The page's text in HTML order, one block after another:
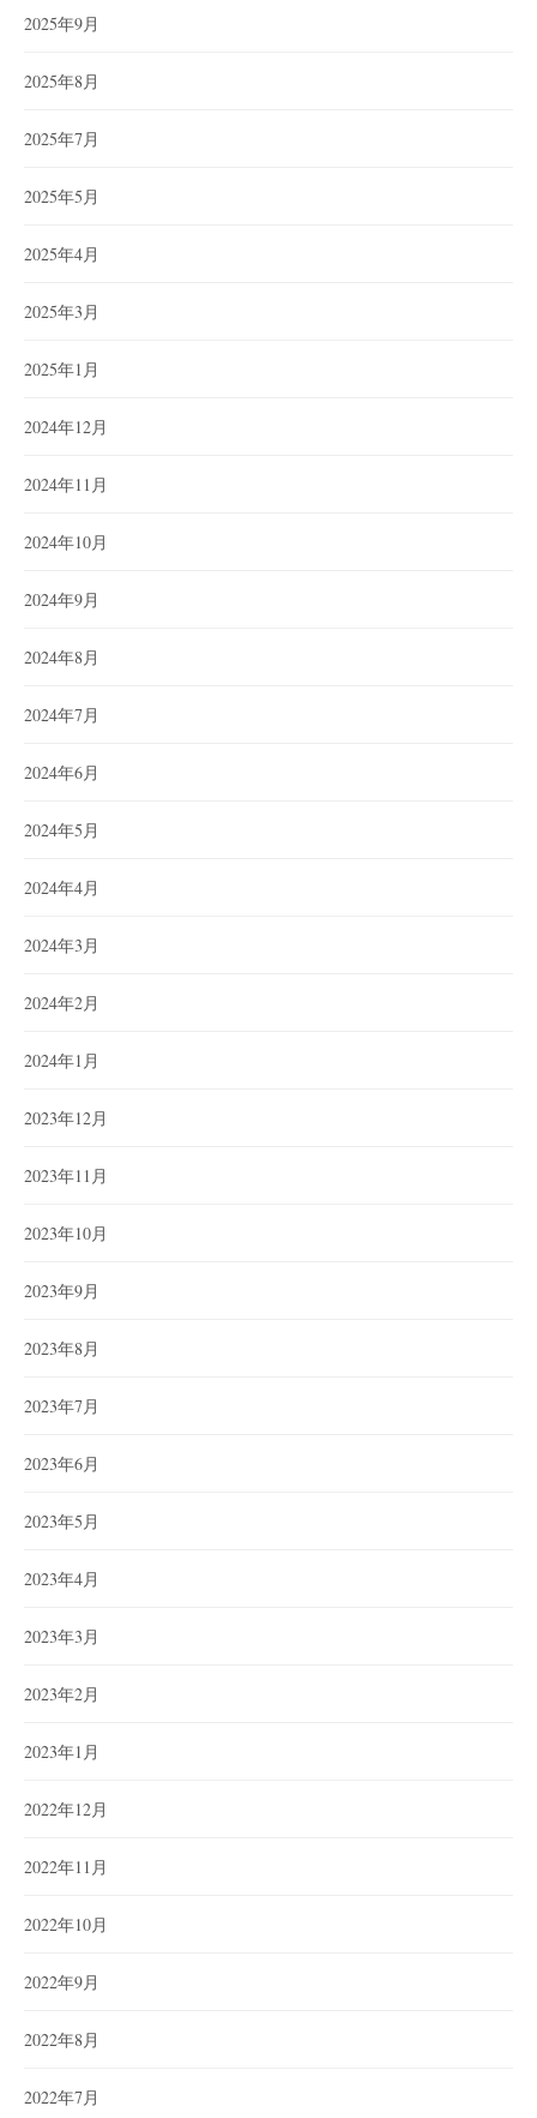
2025年9月
2025年8月
2025年7月
2025年5月
2025年4月
2025年3月
2025年1月
2024年12月
2024年11月
2024年10月
2024年9月
2024年8月
2024年7月
2024年6月
2024年5月
2024年4月
2024年3月
2024年2月
2024年1月
2023年12月
2023年11月
2023年10月
2023年9月
2023年8月
2023年7月
2023年6月
2023年5月
2023年4月
2023年3月
2023年2月
2023年1月
2022年12月
2022年11月
2022年10月
2022年9月
2022年8月
2022年7月